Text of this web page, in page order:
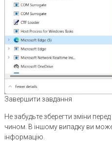
Завершити завдання
Не забудьте зберегти зміни
чином. В іншому випадку ви
інформацію.